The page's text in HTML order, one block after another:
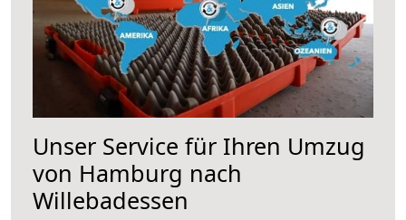
Unser Service für Ihren Umzug
von Hamburg nach
Willebadessen